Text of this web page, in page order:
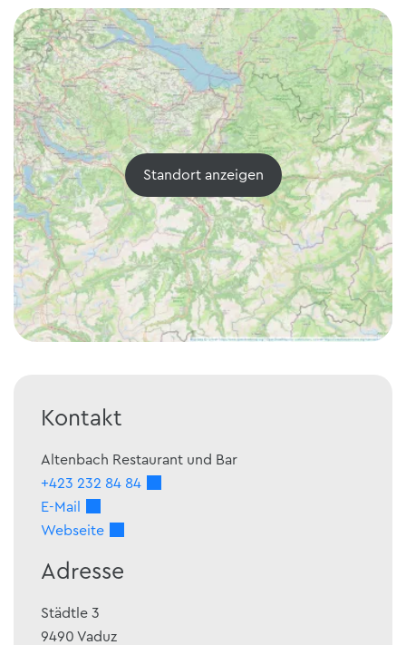
Standort anzeigen
Kontakt
Altenbach Restaurant und Bar
+423 232 84 84
E-Mail
Webseite
Adresse
Städtle 3
9490 Vaduz